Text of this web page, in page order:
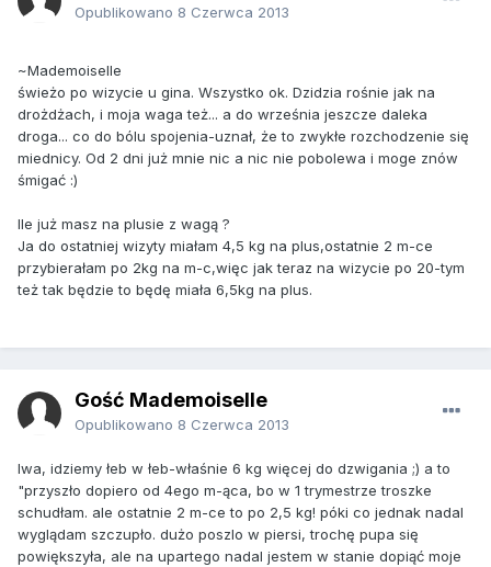
Opublikowano 8 Czerwca 2013
~Mademoiselle
świeżo po wizycie u gina. Wszystko ok. Dzidzia rośnie jak na
drożdżach, i moja waga też... a do września jeszcze daleka
droga... co do bólu spojenia-uznał, że to zwykłe rozchodzenie się
miednicy. Od 2 dni już mnie nic a nic nie pobolewa i moge znów
śmigać :)
Ile już masz na plusie z wagą ?
Ja do ostatniej wizyty miałam 4,5 kg na plus,ostatnie 2 m-ce
przybierałam po 2kg na m-c,więc jak teraz na wizycie po 20-tym
też tak będzie to będę miała 6,5kg na plus.
Gość Mademoiselle
Opublikowano 8 Czerwca 2013
Iwa, idziemy łeb w łeb-właśnie 6 kg więcej do dzwigania ;) a to
"przyszło dopiero od 4ego m-ąca, bo w 1 trymestrze troszke
schudłam. ale ostatnie 2 m-ce to po 2,5 kg! póki co jednak nadal
wyglądam szczupło. dużo poszlo w piersi, trochę pupa się
powiększyła, ale na upartego nadal jestem w stanie dopiąć moje